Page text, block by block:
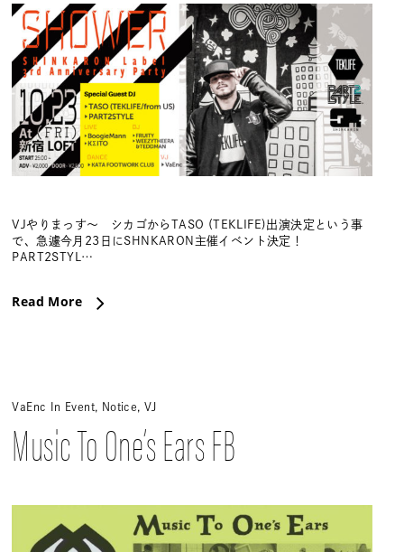
VJやりまっす〜 シカゴからTASO (TEKLIFE)出演決定という事
で、急遽今月23日にSHNKARON主催イベント決定！
PART2STYL…
Read More
VaEnc In Event Notice ,VJ
Music To One’s Ears FB